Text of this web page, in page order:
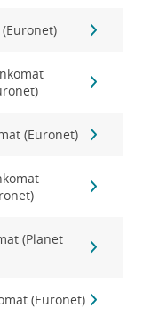
(Euronet)
(Planet
(Euronet)